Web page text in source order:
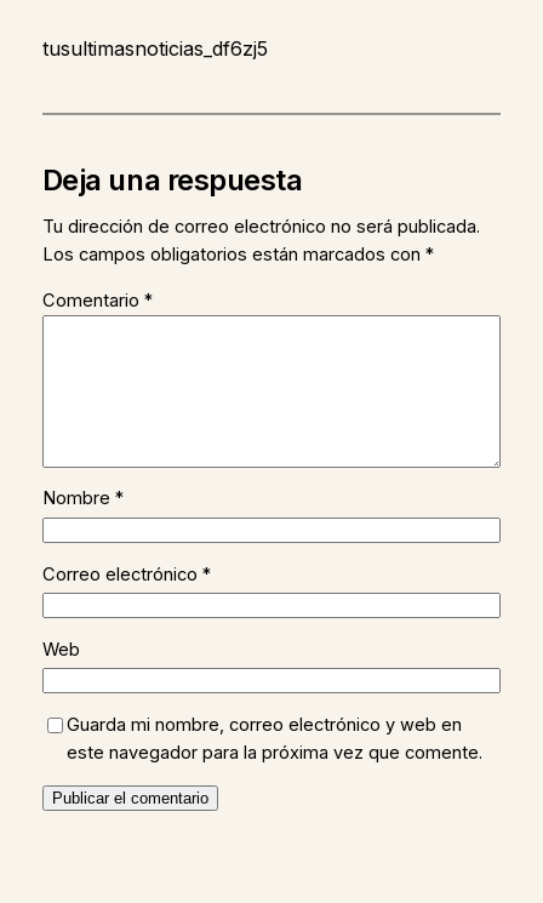
tusultimasnoticias_df6zj5
Deja una respuesta
Tu dirección de correo electrónico no será publicada.
Los campos obligatorios están marcados con *
Comentario *
Nombre *
Correo electrónico *
Web
Guarda mi nombre, correo electrónico y web en
este navegador para la próxima vez que comente.